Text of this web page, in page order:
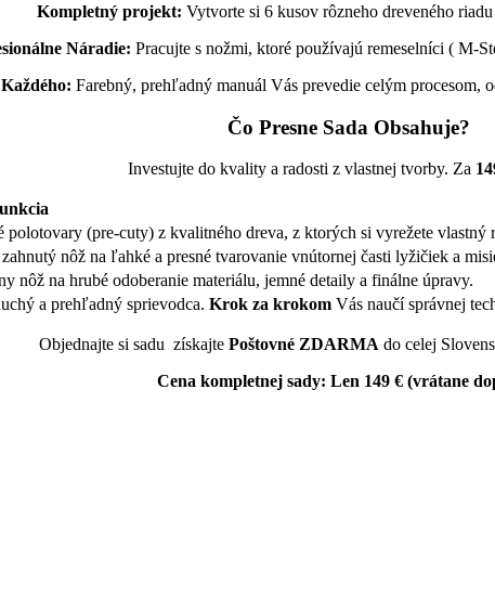
Kompletný projekt: Vytvorte si 6 kusov rôzneho dreveného
Náradie: Pracujte s nožmi, ktoré používajú remeselníci ( M-
Farebný, prehľadný manuál Vás prevedie celým procesom,
Čo Presne Sada Obsahuje?
Investujte do kvality a radosti z vlastnej tvorby. Za
polotovary (pre-cuty) z kvalitného dreva, z ktorých si vyrežete vlastný
nôž na ľahké a presné tvarovanie vnútornej časti lyžičiek a
nôž na hrubé odoberanie materiálu, jemné detaily a finálne úpravy.
a prehľadný sprievodca. Krok za krokom Vás naučí správnej
Objednajte si sadu získajte Poštovné ZDARMA do celej
Cena kompletnej sady: Len 149 € (vrátane